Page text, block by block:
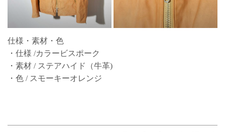
仕様・素材・色
・仕様 /カラービスポーク
・素材 / ステアハイド（牛革)
・色 / スモーキーオレンジ